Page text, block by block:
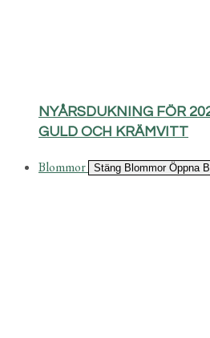
NYÅRSDUKNING FÖR
GULD OCH KRÄMVITT
Blommor Stäng Blommor Öppna